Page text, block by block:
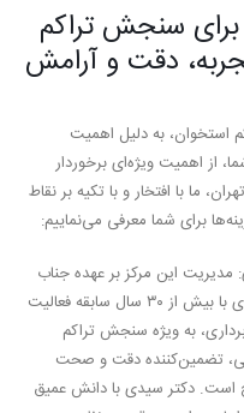
برای سنجش تراکم
دقت و آرامش
استخوان، به دلیل اهمیت
از اهمیت ویژه‌ای برخوردار
ما با افتخار و با تکیه بر نقاط
برای شما معرفی می‌نماییم:
مدیریت این مرکز بر عهدهجناب
آقای دکتر سیدی، متخصص رادیولوژی با بیش از ۳۰ سال سابقه فعالیت
به ویژه سنجش تراکم
تضمین‌کننده دقت و صحت
است. دکتر سیدی با دانش عمیق